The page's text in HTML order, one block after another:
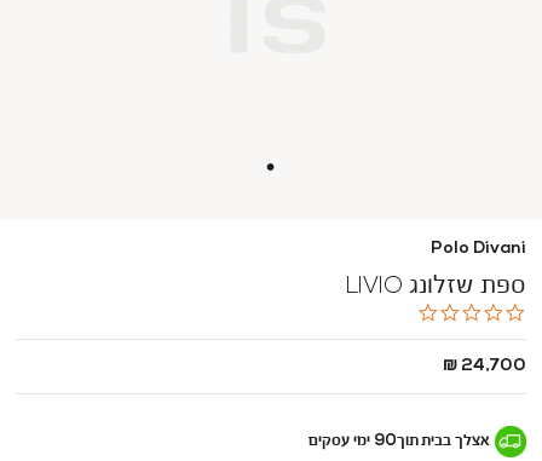
Polo Divani
ספת שזלונג LIVIO
החל
24,700 ₪
אצלך בביתתוך90 ימי עסקים